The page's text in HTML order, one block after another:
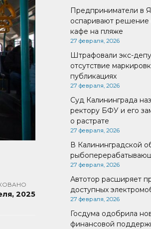
2025
Предприниматели в
оспаривают решение
кафе на пляже
27 февраля, 2026
Штрафовали экс-
отсутствие
публикациях
27 февраля, 2026
Суд Калининграда
ректору БФУ и его
о растрате
27 февраля, 2026
В Калининградской
27 февраля, 2026
Автотор расширяет
доступных
27 февраля, 2026
Госдума одобрила
финансовой